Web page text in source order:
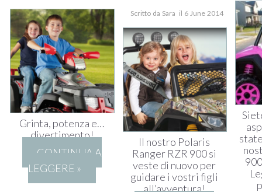
Grinta, potenza e…
divertimento!
CONTINUA A
LEGGERE »
Scritto da Sara il 6 June 2014
Il nostro Polaris
Ranger RZR 900 si
veste di nuovo per
guidare i vostri figli
all’avventura!